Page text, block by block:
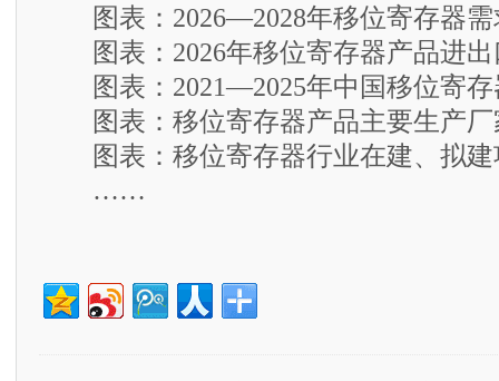
图表：2026—2028年移位寄存器需
图表：2026年移位寄存器产品进出
图表：2021—2025年中国移位寄存
图表：移位寄存器产品主要生产厂
图表：移位寄存器行业在建、拟建
……